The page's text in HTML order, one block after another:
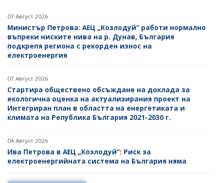
07 Август 2026
Министър Петрова: АЕЦ „Козлодуй“ работи нормално
въпреки ниските нива на р. Дунав, България
подкрепя региона с рекорден износ на
електроенергия
07 Август 2026
Стартира обществено обсъждане на доклада за
екологична оценка на актуализирания проект на
Интегриран план в областта на енергетиката и
климата на Република България 2021-2030 г.
04 Август 2026
Ива Петрова в АЕЦ „Козлодуй“: Риск за
електроенергийната система на България няма